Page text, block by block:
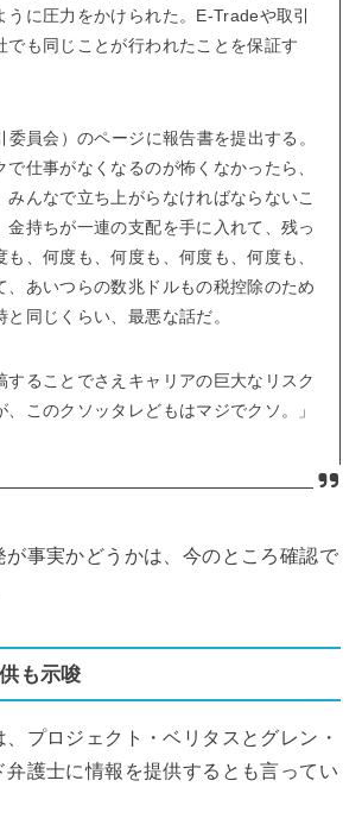
うに圧力をかけられた。E-Tradeや取引
でも同じことが行われたことを保証す
委員会）のページに報告書を提出する。
で仕事がなくなるのが怖くなかったら、
みんなで立ち上がらなければならないこ
金持ちが一連の支配を手に入れて、残っ
も、何度も、何度も、何度も、何度も、
、あいつらの数兆ドルもの税控除のため
同じくらい、最悪な話だ。
することでさえキャリアの巨大なリスク
、このクソッタレどもはマジでクソ。」
が事実かどうかは、今のところ確認で
も示唆
プロジェクト・ベリタスとグレン・
弁護士に情報を提供するとも言ってい